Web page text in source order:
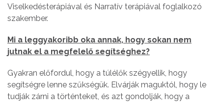
Viselkedésterápiával és Narratív terápiával foglalkozó
szakember.
Mi a leggyakoribb oka annak, hogy sokan nem
jutnak el a megfelelő segítséghez?
Gyakran előfordul, hogy a túlélők szégyellik, hogy
segítségre lenne szűkségük. Elvárják maguktól, hogy le
tudják zárni a történteket, és azt gondolják, hogy a